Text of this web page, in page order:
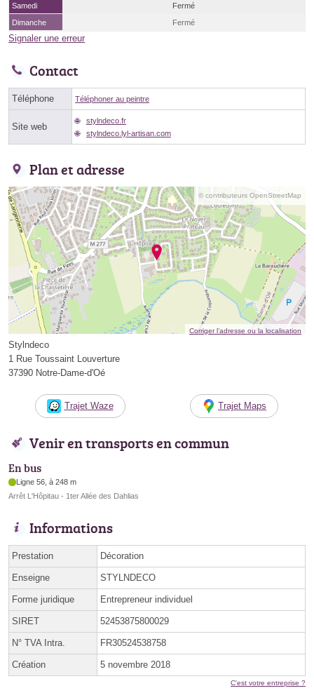
Samedi
Fermé
Dimanche
Fermé
Signaler une erreur
Contact
Téléphone Téléphoner au peintre
Site web
stylndeco.fr
stylndeco.lyl-artisan.com
Plan et adresse
© contributeurs OpenStreetMap
Corriger l’adresse ou la localisation
Stylndeco
1 Rue Toussaint Louverture
37390 Notre-Dame-d'Oé
Trajet Waze Trajet Maps
Venir en transports en commun
En bus
Ligne 56, à 248 m
Arrêt L'Hôpitau - 1ter Allée des Dahlias
Informations
Prestation Décoration
Enseigne STYLNDECO
Forme juridique Entrepreneur individuel
SIRET 52453875800029
N° TVA Intra. FR30524538758
Création 5 novembre 2018
C'est votre entreprise ?